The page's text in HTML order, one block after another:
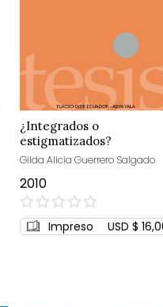
¿Integrados o
estigmatizados?
Gilda Alicia Guerrero Salgado
2010
0%
Impreso USD $